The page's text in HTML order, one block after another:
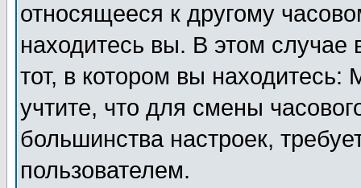
относящееся к другому
находитесь вы. В этом
тот, в котором вы
учтите, что для смены
большинства настроек,
пользователем.